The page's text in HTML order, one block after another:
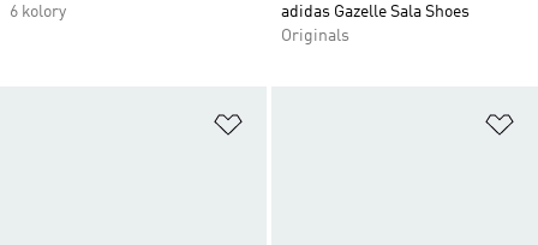
6 kolory
adidas Gazelle Sala Shoes
Originals